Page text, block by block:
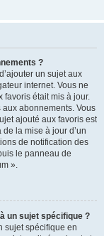
?
un sujet aux
internet. Vous ne
favoris était mis à jour.
abonnements. Vous
ajouté aux favoris est
la mise à jour d’un
de notification des
le panneau de
».
un sujet spécifique ?
sujet spécifique en